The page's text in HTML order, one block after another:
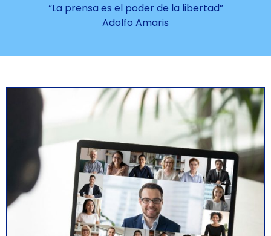
“La prensa es el poder de la libertad”
Adolfo Amaris